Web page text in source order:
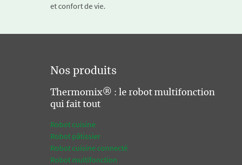
et confort de vie.
Nos produits
Thermomix® : le robot multifonction
qui fait tout
Robot cuisine
Robot pâtissier
Robot cuisine connecté
Robot multifonction